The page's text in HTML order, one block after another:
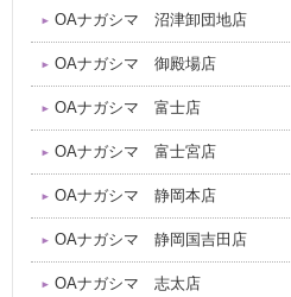
OAナガシマ 沼津卸団地店
OAナガシマ 御殿場店
OAナガシマ 富士店
OAナガシマ 富士宮店
OAナガシマ 静岡本店
OAナガシマ 静岡国吉田店
OAナガシマ 志太店